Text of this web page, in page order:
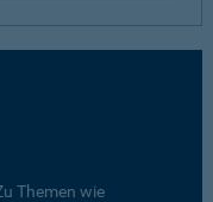
Themen wie